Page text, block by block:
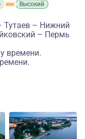
Высокий
Тутаев – Нижний
– Пермь
времени.